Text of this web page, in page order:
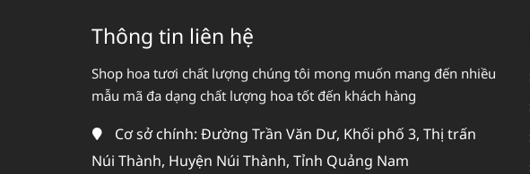
Thông tin liên hệ
Shop hoa tươi chất lượng chúng tôi mong muốn mang đến nhiều
mẫu mã đa dạng chất lượng hoa tốt đến khách hàng
Cơ sở chính: Đường Trần Văn Dư, Khối phố 3, Thị trấn
Núi Thành, Huyện Núi Thành, Tỉnh Quảng Nam